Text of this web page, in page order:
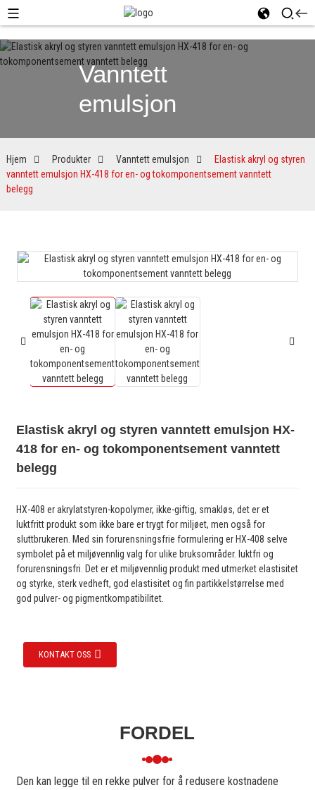
Vanntett
emulsjon
Hjem Produkter Vanntett emulsjon
Elastisk akryl og styren
vanntett emulsjon HX-418 for en- og tokomponentsement vanntett
belegg
Elastisk akryl og styren vanntett emulsjon HX-
418 for en- og tokomponentsement vanntett
belegg
HX-408 er akrylatstyren-kopolymer, ikke-giftig, smakløs, det er et
luktfritt produkt som ikke bare er trygt for miljøet, men også for
sluttbrukeren. Med sin forurensningsfrie formulering er HX-408 selve
symbolet på et miljøvennlig valg for ulike bruksområder. luktfri og
forurensningsfri. Det er et miljøvennlig produkt med utmerket elastisitet
og styrke, sterk vedheft, god elastisitet og fin partikkelstørrelse med
god pulver- og pigmentkompatibilitet.
KONTAKT OSS
FORDEL
Den kan legge til en rekke pulver for å redusere kostnadene